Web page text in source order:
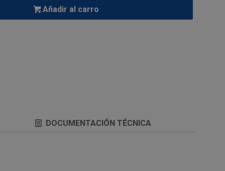
Añadir al carro
DOCUMENTACIÓN TÉCNICA